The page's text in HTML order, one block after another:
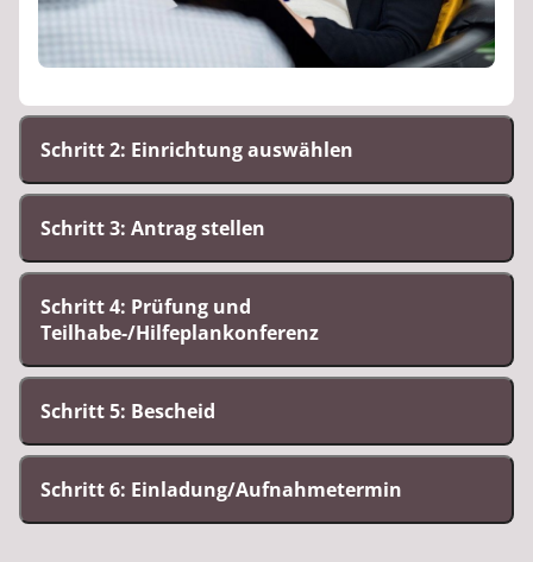
Schritt 2: Einrichtung auswählen
Schritt 3: Antrag stellen
Schritt 4: Prüfung und
Teilhabe-/Hilfeplankonferenz
Schritt 5: Bescheid
Schritt 6: Einladung/Aufnahmetermin